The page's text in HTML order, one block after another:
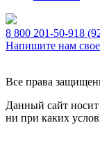
8 800 201-50-918
Напишите нам
Все права
Данный сайт
ни при каких